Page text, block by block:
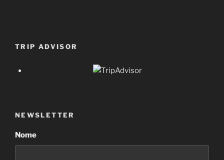
TRIP ADVISOR
NEWSLETTER
Nome